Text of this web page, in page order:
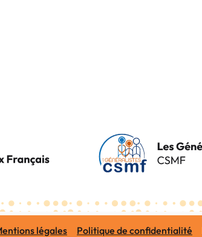
légales Politique de confidentialité